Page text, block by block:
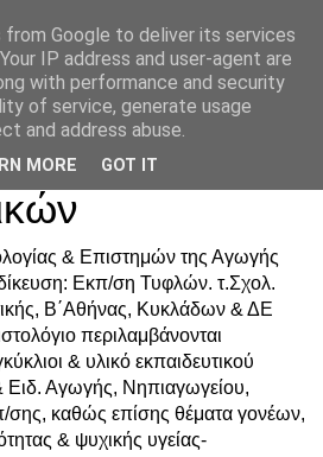
&
Γονέων &
& Επιστημών της Αγωγής
Εκπ/ση Τυφλών. τ.Σχολ.
Β΄Αθήνας, Κυκλάδων & ΔΕ
περιλαμβάνονται
& υλικό εκπαιδευτικού
Ειδ. Αγωγής, Νηπιαγωγείου,
σης, καθώς επίσης θέματα γονέων,
& ψυχικής υγείας-
Google to deliver its services
IP address and user-agent are
with performance and security
of service, generate usage
and address abuse.
MORE GOT IT